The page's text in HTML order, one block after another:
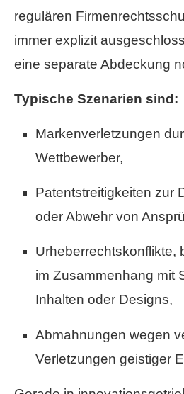
regulären
immer explizit
eine separate Abdeckung
Typische Szenarien sind:
Markenverletzungen
Wettbewerber,
Patentstreitigkeiten zur
oder Abwehr von
Urheberrechtskonflikte,
im Zusammenhang mit
Inhalten oder Designs,
Abmahnungen wegen
Verletzungen geistiger